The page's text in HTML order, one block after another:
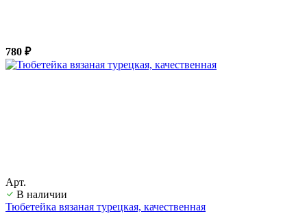
780 ₽
Арт.
В наличии
Тюбетейка вязаная турецкая, качественная